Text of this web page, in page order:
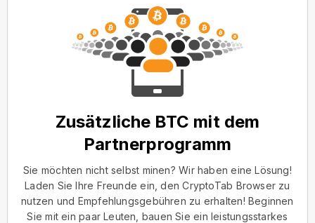
Zusätzliche BTC mit dem
Partnerprogramm
Sie möchten nicht selbst minen? Wir haben eine Lösung!
Laden Sie Ihre Freunde ein, den CryptoTab Browser zu
nutzen und Empfehlungsgebühren zu erhalten! Beginnen
Sie mit ein paar Leuten, bauen Sie ein leistungsstarkes